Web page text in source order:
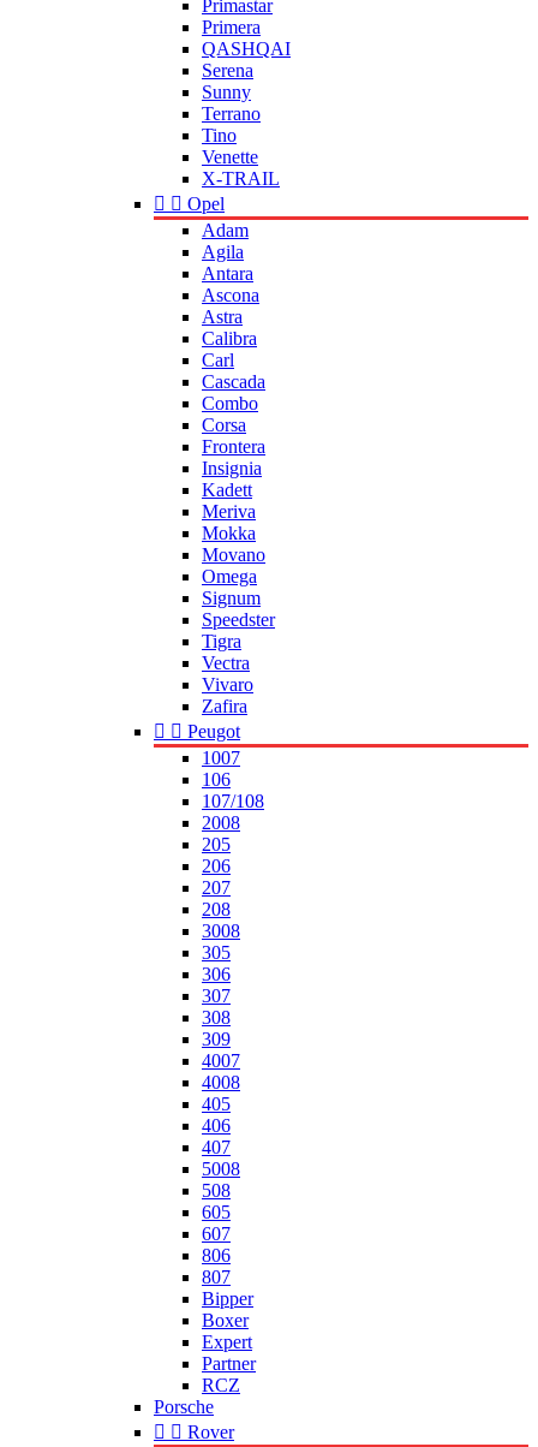
Primastar
Primera
QASHQAI
Serena
Sunny
Terrano
Tino
Venette
X-TRAIL
  Opel
Adam
Agila
Antara
Ascona
Astra
Calibra
Carl
Cascada
Combo
Corsa
Frontera
Insignia
Kadett
Meriva
Mokka
Movano
Omega
Signum
Speedster
Tigra
Vectra
Vivaro
Zafira
  Peugot
1007
106
107/108
2008
205
206
207
208
3008
305
306
307
308
309
4007
4008
405
406
407
5008
508
605
607
806
807
Bipper
Boxer
Expert
Partner
RCZ
Porsche
  Rover